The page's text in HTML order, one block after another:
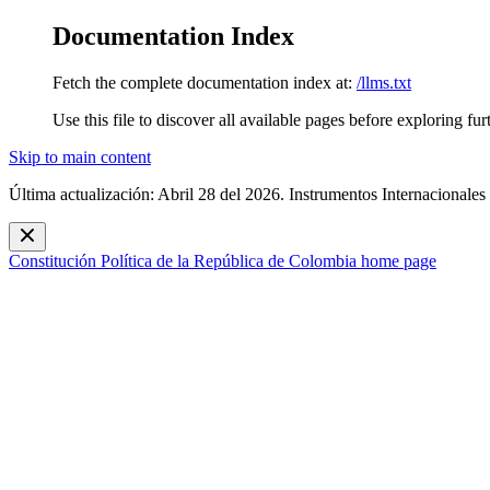
Documentation Index
Fetch the complete documentation index at: /llms.txt
Use this file to discover all available pages before exploring
Skip to main content
Última actualización: Abril 28 del 2026. Instrumentos Internacionales
Constitución Política de la República de Colombia home page